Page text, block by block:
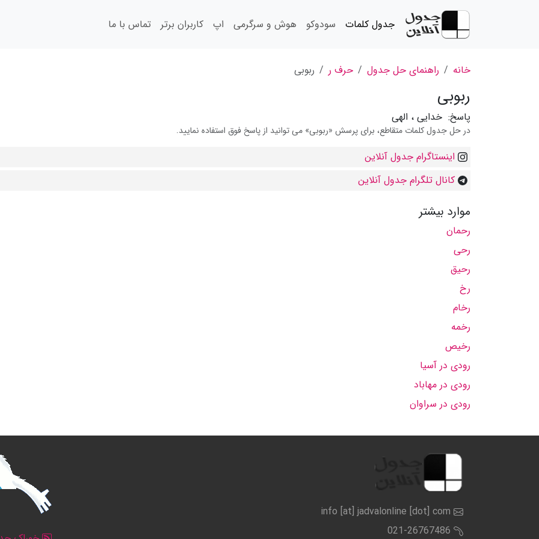
جدول کلمات سودوکو هوش و سرگرمی اپ کاربران برتر تماس با ما
خانه راهنمای حل جدول حرف ر ربوبی
ربوبی
پاسخ: خدایی ، الهی
در حل جدول کلمات متقاطع، برای پرسش «ربوبی» می توانید از پاسخ فوق استفاده نمایید.
اینستاگرام جدول آنلاین
کانال تلگرام جدول آنلاین
موارد بیشتر
رحمان
رحی
رحیق
رخ
رخام
رخمه
رخیص
رودی در آسیا
رودی در مهاباد
رودی در سراوان
info [at] jadvalonline [dot] com
021-26767486